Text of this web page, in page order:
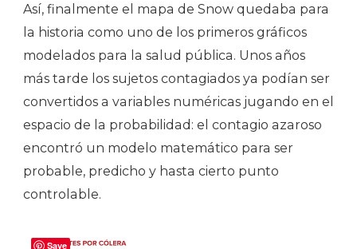
Así, finalmente el mapa de Snow quedaba para
la historia como uno de los primeros gráficos
modelados para la salud pública. Unos años
más tarde los sujetos contagiados ya podían ser
convertidos a variables numéricas jugando en el
espacio de la probabilidad: el contagio azaroso
encontró un modelo matemático para ser
probable, predicho y hasta cierto punto
controlable.
Save